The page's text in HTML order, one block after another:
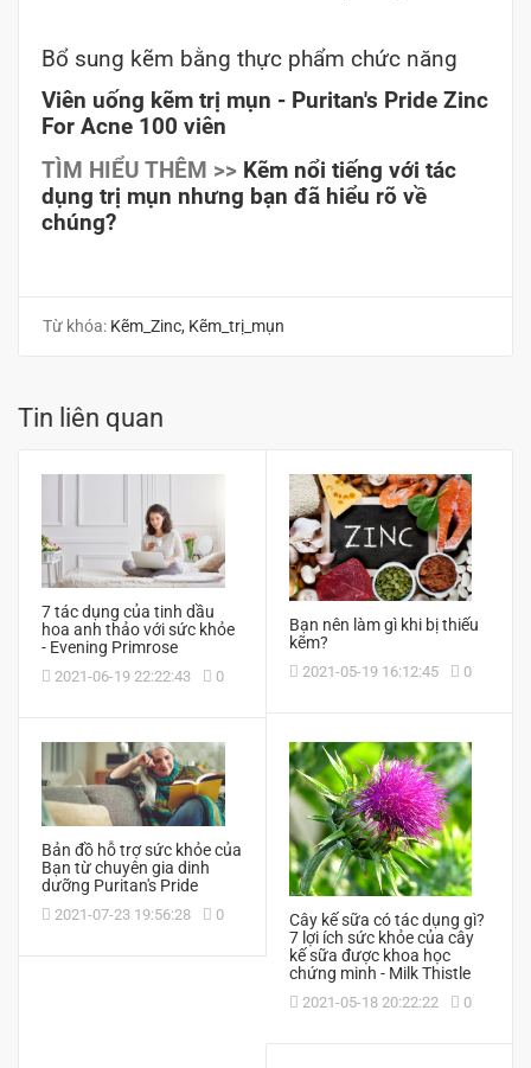
Bổ sung kẽm bằng thực phẩm chức năng
Viên uống kẽm trị mụn - Puritan's Pride Zinc
For Acne 100 viên
TÌM HIỂU THÊM >> Kẽm nổi tiếng với tác
dụng trị mụn nhưng bạn đã hiểu rõ về
chúng?
Từ khóa: Kẽm_Zinc, Kẽm_trị_mụn
Tin liên quan
7 tác dụng của tinh dầu
hoa anh thảo với sức khỏe
- Evening Primrose
2021-06-19 22:22:43 0
Bạn nên làm gì khi bị thiếu
kẽm?
2021-05-19 16:12:45 0
Bản đồ hỗ trợ sức khỏe của
Bạn từ chuyên gia dinh
dưỡng Puritan's Pride
2021-07-23 19:56:28 0
Cây kế sữa có tác dụng gì?
7 lợi ích sức khỏe của cây
kế sữa được khoa học
chứng minh - Milk Thistle
2021-05-18 20:22:22 0